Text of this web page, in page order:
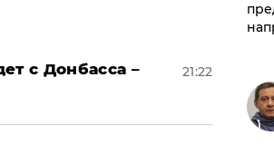
с Донбасса –
21:22